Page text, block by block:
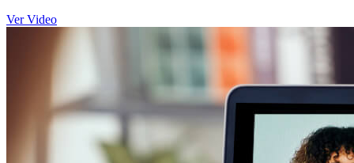
Ver Video